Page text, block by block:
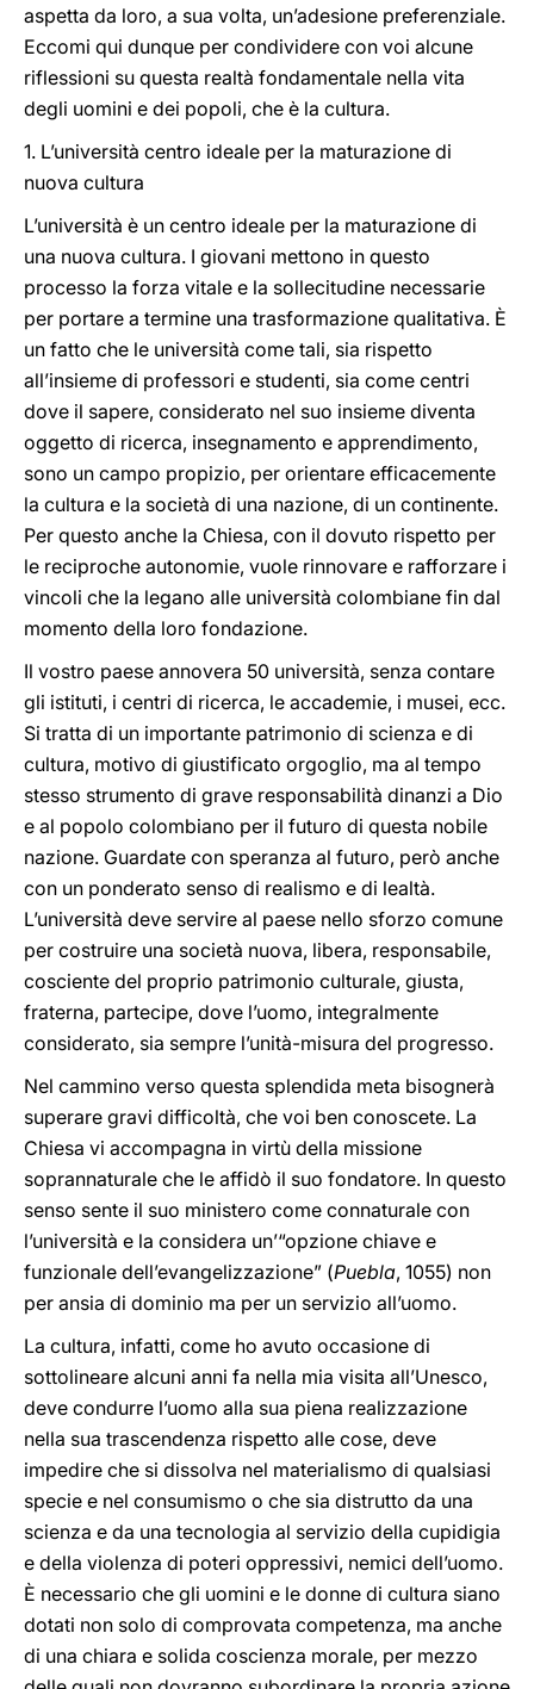
aspetta da loro, a sua volta, un’adesione preferenziale.
Eccomi qui dunque per condividere con voi alcune
riflessioni su questa realtà fondamentale nella vita
degli uomini e dei popoli, che è la cultura.
1. L’università centro ideale per la maturazione di
nuova cultura
L’università è un centro ideale per la maturazione di
una nuova cultura. I giovani mettono in questo
processo la forza vitale e la sollecitudine necessarie
per portare a termine una trasformazione qualitativa. È
un fatto che le università come tali, sia rispetto
all’insieme di professori e studenti, sia come centri
dove il sapere, considerato nel suo insieme diventa
oggetto di ricerca, insegnamento e apprendimento,
sono un campo propizio, per orientare efficacemente
la cultura e la società di una nazione, di un continente.
Per questo anche la Chiesa, con il dovuto rispetto per
le reciproche autonomie, vuole rinnovare e rafforzare i
vincoli che la legano alle università colombiane fin dal
momento della loro fondazione.
Il vostro paese annovera 50 università, senza contare
gli istituti, i centri di ricerca, le accademie, i musei, ecc.
Si tratta di un importante patrimonio di scienza e di
cultura, motivo di giustificato orgoglio, ma al tempo
stesso strumento di grave responsabilità dinanzi a Dio
e al popolo colombiano per il futuro di questa nobile
nazione. Guardate con speranza al futuro, però anche
con un ponderato senso di realismo e di lealtà.
L’università deve servire al paese nello sforzo comune
per costruire una società nuova, libera, responsabile,
cosciente del proprio patrimonio culturale, giusta,
fraterna, partecipe, dove l’uomo, integralmente
considerato, sia sempre l’unità-misura del progresso.
Nel cammino verso questa splendida meta bisognerà
superare gravi difficoltà, che voi ben conoscete. La
Chiesa vi accompagna in virtù della missione
soprannaturale che le affidò il suo fondatore. In questo
senso sente il suo ministero come connaturale con
l’università e la considera un’“opzione chiave e
funzionale dell’evangelizzazione” (Puebla, 1055) non
per ansia di dominio ma per un servizio all’uomo.
La cultura, infatti, come ho avuto occasione di
sottolineare alcuni anni fa nella mia visita all’Unesco,
deve condurre l’uomo alla sua piena realizzazione
nella sua trascendenza rispetto alle cose, deve
impedire che si dissolva nel materialismo di qualsiasi
specie e nel consumismo o che sia distrutto da una
scienza e da una tecnologia al servizio della cupidigia
e della violenza di poteri oppressivi, nemici dell’uomo.
È necessario che gli uomini e le donne di cultura siano
dotati non solo di comprovata competenza, ma anche
di una chiara e solida coscienza morale, per mezzo